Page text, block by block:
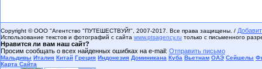
Copyright © ООО "Агентство "ПУТЕШЕСТВУЙ!", 2007-2017. Все права защищены. /
Использование текстов и фотографий с сайта www.ptsagency.ru только с письменного
Нравится ли вам наш сайт?
Просим сообщать о всех найденных ошибках на e-mail: Отправить письмо
Мальдивы Италия Китай Греция Индонезия Доминикана Куба Вьетнам ОАЭ Сейшелы
Карта Сайта